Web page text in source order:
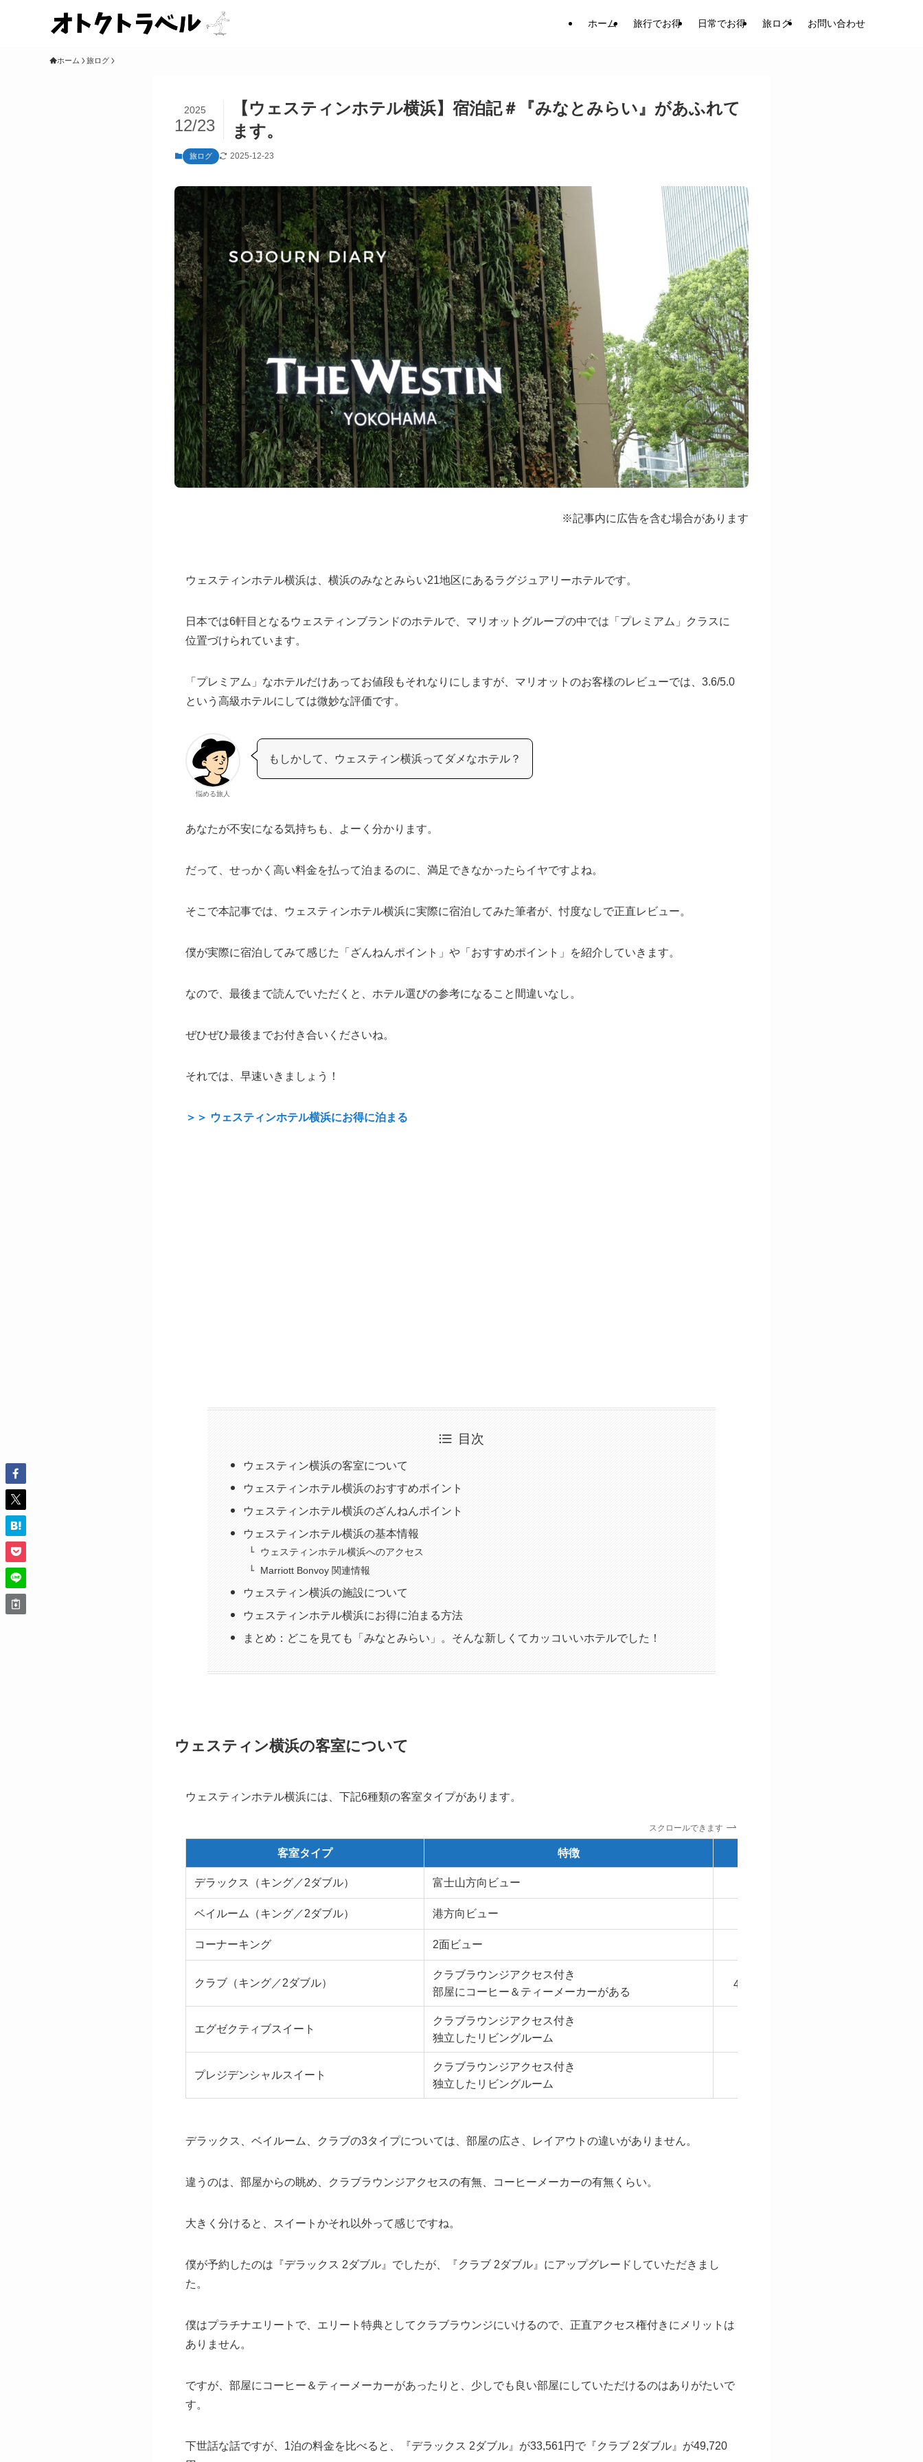
ホーム 旅行でお得 日常でお得 旅ログ お問い合わせ
ホーム 旅ログ
【ウェスティンホテル横浜】宿泊記＃『みなとみらい』があふれて
ます。
2025
12/23
旅ログ 2025-12-23
※記事内に広告を含む場合があります
ウェスティンホテル横浜は、横浜のみなとみらい21地区にあるラグジュアリーホテルです。
日本では6軒目となるウェスティンブランドのホテルで、マリオットグループの中では「プレミアム」クラスに
位置づけられています。
「プレミアム」なホテルだけあってお値段もそれなりにしますが、マリオットのお客様のレビューでは、3.6/5.0
という高級ホテルにしては微妙な評価です。
悩める旅人
もしかして、ウェスティン横浜ってダメなホテル？
あなたが不安になる気持ちも、よーく分かります。
だって、せっかく高い料金を払って泊まるのに、満足できなかったらイヤですよね。
そこで本記事では、ウェスティンホテル横浜に実際に宿泊してみた筆者が、忖度なしで正直レビュー。
僕が実際に宿泊してみて感じた「ざんねんポイント」や「おすすめポイント」を紹介していきます。
なので、最後まで読んでいただくと、ホテル選びの参考になること間違いなし。
ぜひぜひ最後までお付き合いくださいね。
それでは、早速いきましょう！
＞＞ ウェスティンホテル横浜にお得に泊まる
目次
ウェスティン横浜の客室について
ウェスティンホテル横浜のおすすめポイント
ウェスティンホテル横浜のざんねんポイント
ウェスティンホテル横浜の基本情報
ウェスティンホテル横浜へのアクセス
Marriott Bonvoy 関連情報
ウェスティン横浜の施設について
ウェスティンホテル横浜にお得に泊まる方法
まとめ：どこを見ても「みなとみらい」。そんな新しくてカッコいいホテルでした！
ウェスティン横浜の客室について
ウェスティンホテル横浜には、下記6種類の客室タイプがあります。
スクロールできます
客室タイプ 特徴
デラックス（キング／2ダブル） 富士山方向ビュー
ベイルーム（キング／2ダブル） 港方向ビュー
コーナーキング 2面ビュー
クラブ（キング／2ダブル）
クラブラウンジアクセス付き
部屋にコーヒー＆ティーメーカーがある
45／42m
エグゼクティブスイート
クラブラウンジアクセス付き
独立したリビングルーム
プレジデンシャルスイート
クラブラウンジアクセス付き
独立したリビングルーム
デラックス、ベイルーム、クラブの3タイプについては、部屋の広さ、レイアウトの違いがありません。
違うのは、部屋からの眺め、クラブラウンジアクセスの有無、コーヒーメーカーの有無くらい。
大きく分けると、スイートかそれ以外って感じですね。
僕が予約したのは『デラックス 2ダブル』でしたが、『クラブ 2ダブル』にアップグレードしていただきまし
た。
僕はプラチナエリートで、エリート特典としてクラブラウンジにいけるので、正直アクセス権付きにメリットは
ありません。
ですが、部屋にコーヒー＆ティーメーカーがあったりと、少しでも良い部屋にしていただけるのはありがたいで
す。
下世話な話ですが、1泊の料金を比べると、『デラックス 2ダブル』が33,561円で『クラブ 2ダブル』が49,720